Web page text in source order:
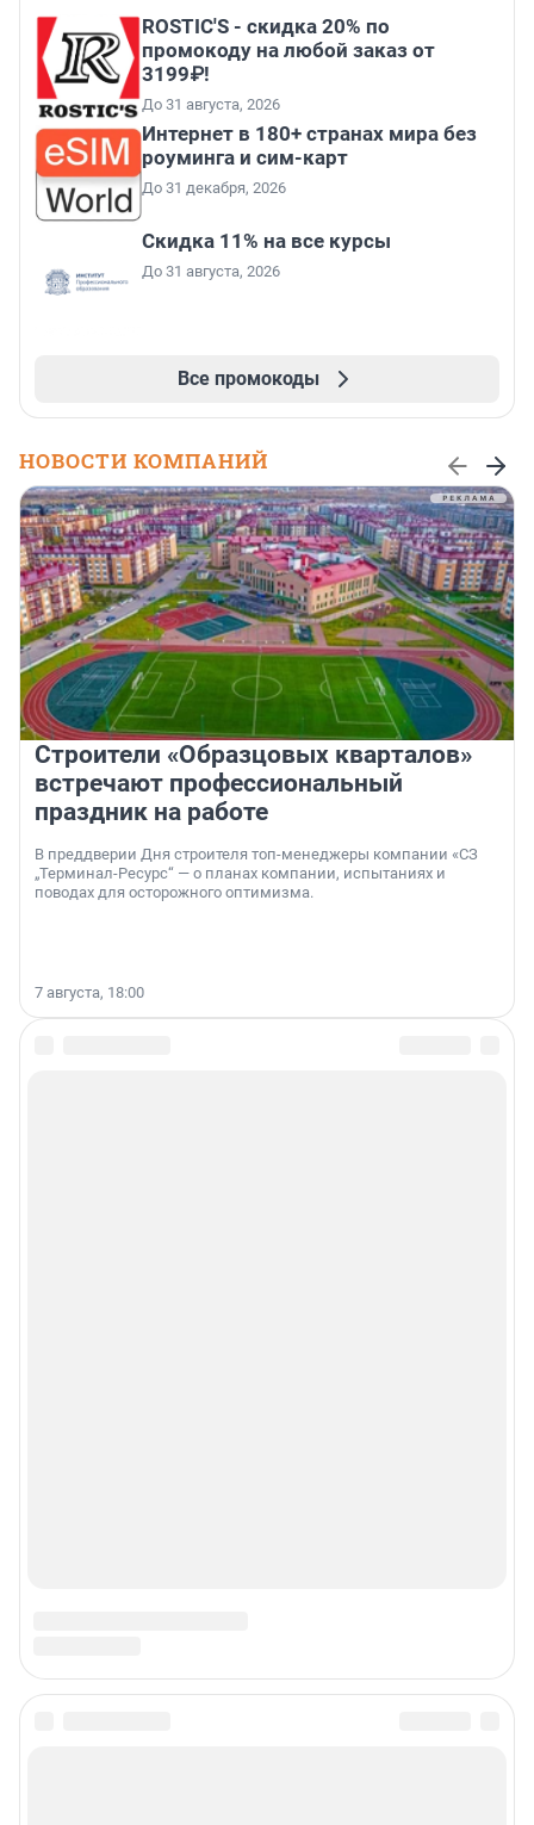
ROSTIC'S - скидка 20% по
промокоду на любой заказ от
3199₽!
До 31 августа, 2026
Интернет в 180+ странах мира без
роуминга и сим-карт
До 31 декабря, 2026
Скидка 11% на все курсы
До 31 августа, 2026
Все промокоды
НОВОСТИ КОМПАНИЙ
Строители «Образцовых кварталов»
встречают профессиональный
праздник на работе
В преддверии Дня строителя топ-менеджеры компании «СЗ
„Терминал-Ресурс“ — о планах компании, испытаниях и
поводах для осторожного оптимизма.
7 августа, 18:00